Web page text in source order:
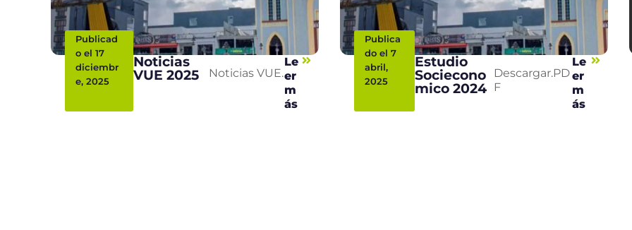
Publicad
o el 17
diciembr
e, 2025
Noticias
VUE 2025 Noticias VUE.
Le
er
m
ás
Publica
do el 7
abril,
2025
Estudio
Sociecono
mico 2024
Descargar.PD
F
Le
er
m
ás